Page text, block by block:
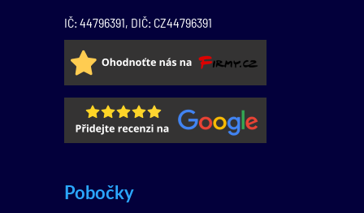
IČ: 44796391, DIČ: CZ44796391
Pobočky